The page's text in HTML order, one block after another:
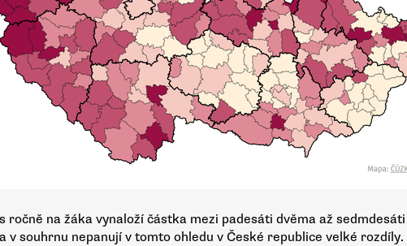
ročně na žáka vynaloží částka mezi padesáti dvěma až sedmdesáti
v souhrnu nepanují v tomto ohledu v České republice velké rozdíly.